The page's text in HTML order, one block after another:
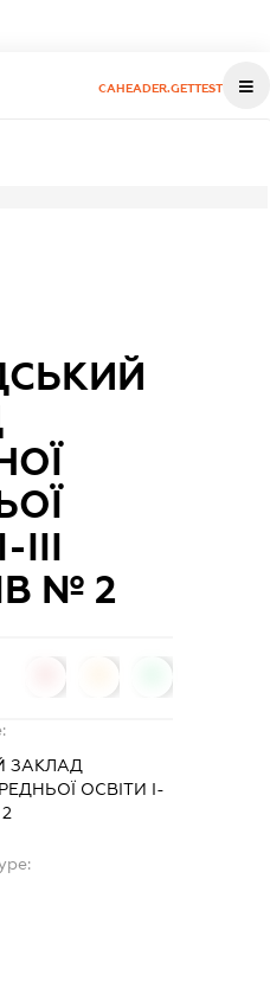
CAHEADER.GETTEST
№ 2
ЗАКЛАД
ОСВІТИ І-